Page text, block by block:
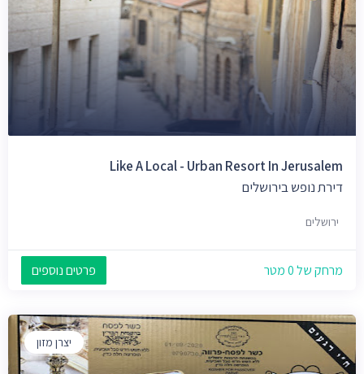
Like A Local - Urban Resort In Jerusalem
דירת נופש בירושלים
ירושלים
מרחק של 0 מטר פרטים נוספים
יצרן מזון